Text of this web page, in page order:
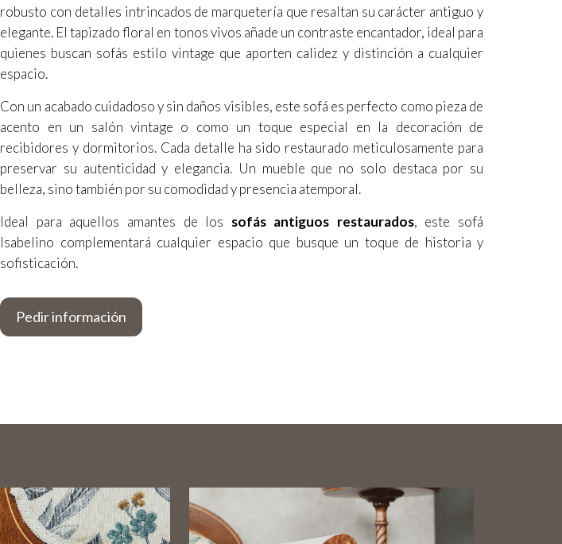
robusto con detalles intrincados de marquetería que resaltan su carácter antiguo y
elegante. El tapizado floral en tonos vivos añade un contraste encantador, ideal para
quienes buscan sofás estilo vintage que aporten calidez y distinción a cualquier
espacio.
Con un acabado cuidadoso y sin daños visibles, este sofá es perfecto como pieza de
acento en un salón vintage o como un toque especial en la decoración de
recibidores y dormitorios. Cada detalle ha sido restaurado meticulosamente para
preservar su autenticidad y elegancia. Un mueble que no solo destaca por su
belleza, sino también por su comodidad y presencia atemporal.
Ideal para aquellos amantes de los sofás antiguos restaurados, este sofá
Isabelino complementará cualquier espacio que busque un toque de historia y
sofisticación.
Pedir información